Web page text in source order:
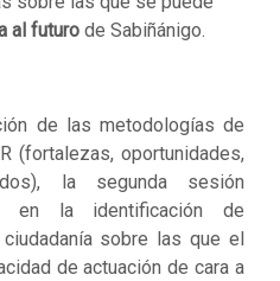
al futuro de Sabiñánigo.
de las metodologías de
(fortalezas, oportunidades,
la segunda sesión
en la identificación de
sobre las que el
de actuación de cara a